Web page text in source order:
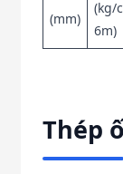
(mm)
(kg/
6m)
Thép